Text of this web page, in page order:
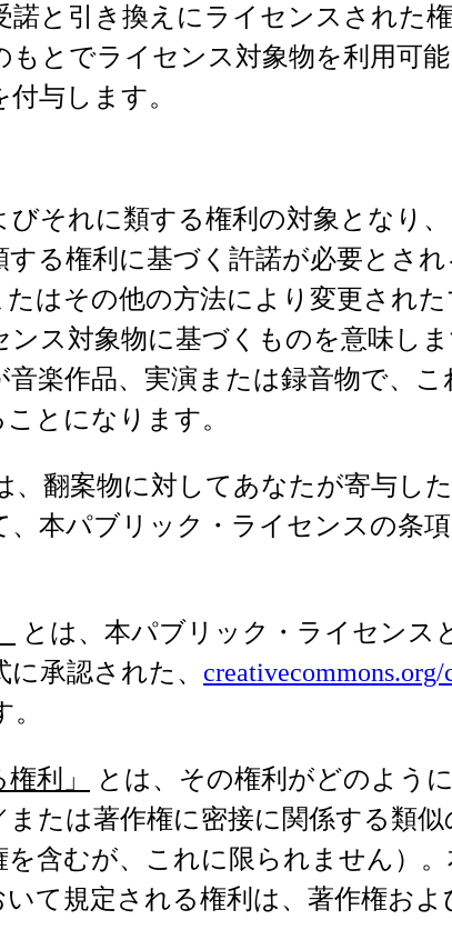
と引き換えにライセンスされた
とでライセンス対象物を利用可
与します。
びそれに類する権利の対象となり
る権利に基づく許諾が必要とさ
はその他の方法により変更され
ンス対象物に基づくものを意味し
楽作品、実演または録音物で、
とになります。
、翻案物に対してあなたが寄与し
本パブリック・ライセンスの条
とは、本パブリック・ライセンス
承認された、
利」
とは、その権利がどのよう
たは著作権に密接に関係する類
含むが、これに限られません）
いて規定される権利は、著作権お